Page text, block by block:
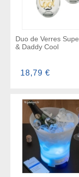
Duo de Verres
& Daddy Cool
18,79 €